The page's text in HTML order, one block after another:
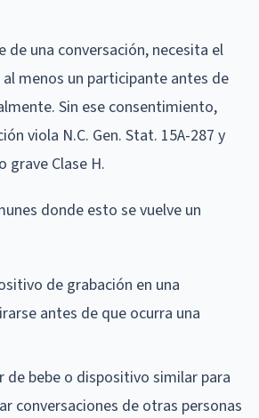
de una conversación, necesita el
menos un participante antes de
Sin ese consentimiento,
viola N.C. Gen. Stat. 15A-287 y
grave Clase H.
donde esto se vuelve un
de grabación en una
antes de que ocurra una
de bebe o dispositivo similar para
conversaciones de otras personas